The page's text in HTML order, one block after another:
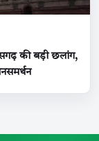
की बड़ी छलांग,